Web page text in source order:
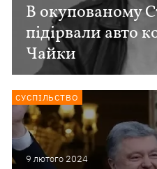
В окупованому
підірвали авто
Чайки
9 лютого 2024
СУСПІЛЬСТВО